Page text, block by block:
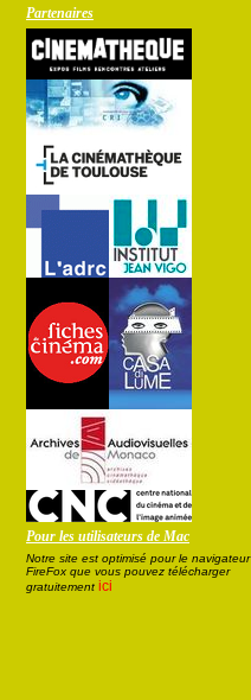
Partenaires
Pour les utilisateurs de Mac
Notre site est optimisé pour le navigateur
FireFox que vous pouvez télécharger
gratuitement ici